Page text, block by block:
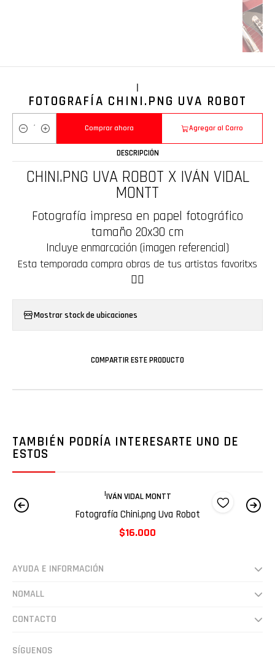
|
FOTOGRAFÍA CHINI.PNG UVA ROBOT
Cantidad
Agregar al Carro
Comprar ahora
DESCRIPCIÓN
CHINI.PNG UVA ROBOT X IVÁN VIDAL
MONTT
Fotografía impresa en papel fotográfico
tamaño 20x30 cm
Incluye enmarcación (imagen referencial)
Esta temporada compra obras de tus artistas favoritxs
❤️‍🔥
Mostrar stock de ubicaciones
COMPARTIR ESTE PRODUCTO
TAMBIÉN PODRÍA INTERESARTE UNO DE
ESTOS
|IVÁN VIDAL MONTT
Fotografía Chini.png Uva Robot
$16.000
AYUDA E INFORMACIÓN
Despachos
NOMALL
Somos
CONTACTO
SÍGUENOS